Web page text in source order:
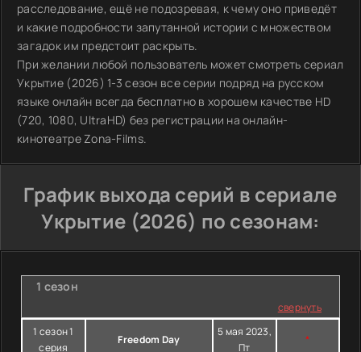
расследование, ещё не подозревая, к чему оно приведёт
и какие подробности запутанной истории с множеством
загадок им предстоит раскрыть.
При желании любой пользователь может смотреть сериал
Укрытие (2026) 1-3 сезон все серии подряд на русском
языке онлайн всегда бесплатно в хорошем качестве HD
(720, 1080, UltraHD) без регистрации на онлайн-
кинотеатре Zona-Films.
График выхода серий в сериале
Укрытие (2026) по сезонам:
1 сезон
свернуть
1 сезон 1
серия
Freedom Day
5 мая 2023,
Пт
*